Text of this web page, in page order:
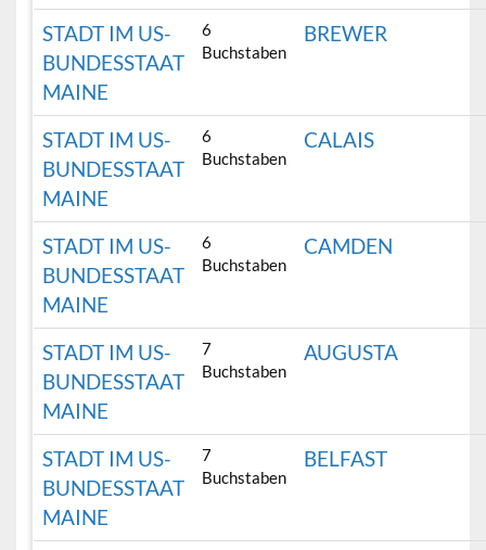
STADT IM US-
BUNDESSTAAT
MAINE
6
Buchstaben
BREWER
STADT IM US-
BUNDESSTAAT
MAINE
6
Buchstaben
CALAIS
STADT IM US-
BUNDESSTAAT
MAINE
6
Buchstaben
CAMDEN
STADT IM US-
BUNDESSTAAT
MAINE
7
Buchstaben
AUGUSTA
STADT IM US-
BUNDESSTAAT
MAINE
7
Buchstaben
BELFAST